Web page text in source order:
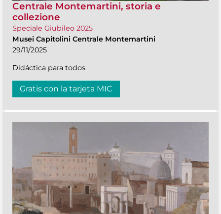
Centrale Montemartini, storia e
collezione
Speciale Giubileo 2025
Musei Capitolini Centrale Montemartini
29/11/2025
Didáctica para todos
Gratis con la tarjeta MIC